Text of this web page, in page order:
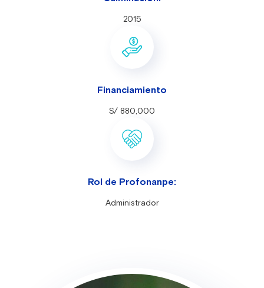
2015
Financiamiento
S/ 880,000
Rol de Profonanpe:
Administrador